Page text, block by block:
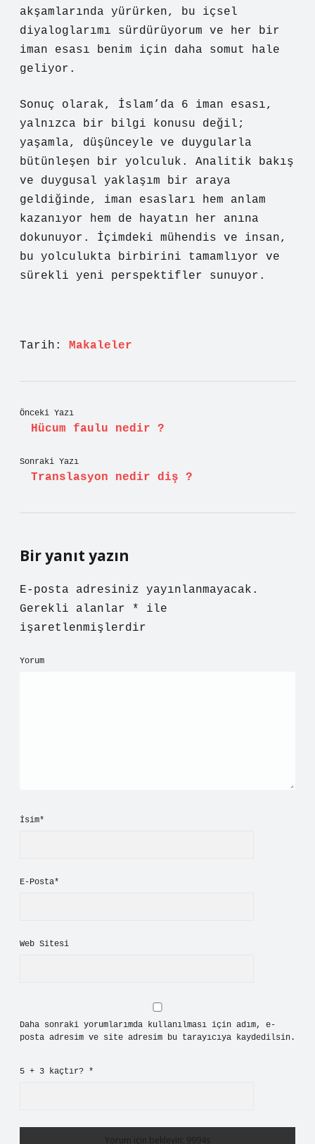
akşamlarında yürürken, bu içsel
diyaloglarımı sürdürüyorum ve her bir
iman esası benim için daha somut hale
geliyor.
Sonuç olarak, İslam’da 6 iman esası,
yalnızca bir bilgi konusu değil;
yaşamla, düşünceyle ve duygularla
bütünleşen bir yolculuk. Analitik bakış
ve duygusal yaklaşım bir araya
geldiğinde, iman esasları hem anlam
kazanıyor hem de hayatın her anına
dokunuyor. İçimdeki mühendis ve insan,
bu yolculukta birbirini tamamlıyor ve
sürekli yeni perspektifler sunuyor.
Tarih: Makaleler
Önceki Yazı
Hücum faulu nedir ?
Sonraki Yazı
Translasyon nedir diş ?
Bir yanıt yazın
E-posta adresiniz yayınlanmayacak.
Gerekli alanlar
*
ile
işaretlenmişlerdir
Yorum
İsim*
E-Posta*
Web Sitesi
Daha sonraki yorumlarımda kullanılması için adım, e-
posta adresim ve site adresim bu tarayıcıya kaydedilsin.
5 + 3 kaçtır? *